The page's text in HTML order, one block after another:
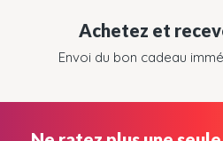
Achetez et
Envoi du bon cadeau